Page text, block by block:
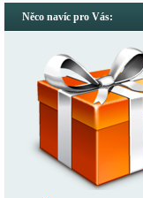
Něco navíc pro Vás: